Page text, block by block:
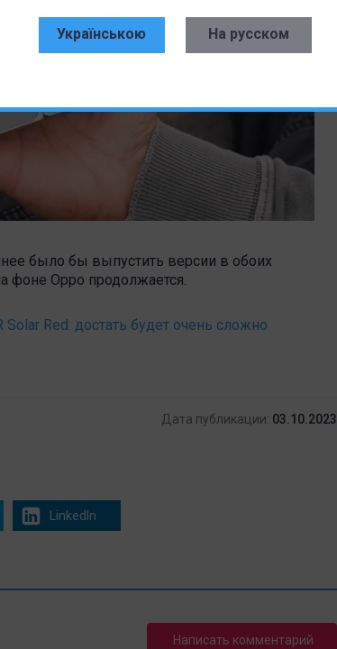
Українською На русском
было бы выпустить версии в обоих
фоне Oppo продолжается.
Red: достать будет очень сложно
Дата публикации: 03.10.2023
LinkedIn
Написать комментарий